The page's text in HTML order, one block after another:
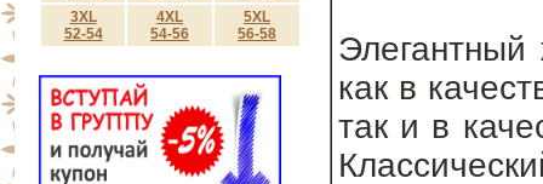
3XL
52-54
4XL
54-56
5XL
56-58
Элегантный
как в
так и в